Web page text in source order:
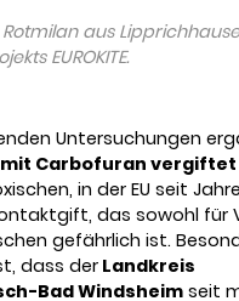
aus
EUROKITE.
Untersuchungen
mit Carbofuran vergiftet
in der EU seit
das sowohl für
gefährlich ist.
dass derLandkreis
Bad Windsheimseit